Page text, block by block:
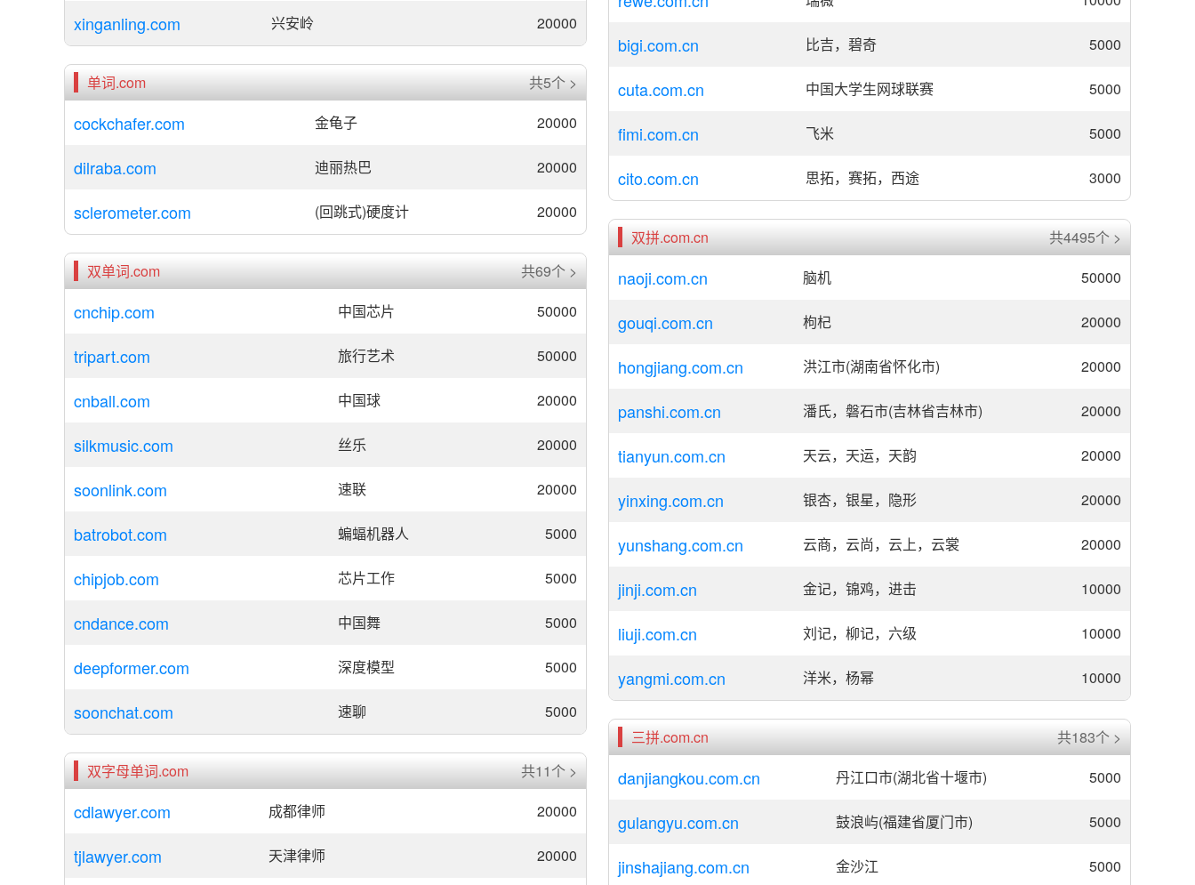
xinganling.com 兴安岭 20000
单词.com 共5个 >
cockchafer.com 金龟子 20000
dilraba.com 迪丽热巴 20000
sclerometer.com (回跳式)硬度计 20000
双单词.com 共69个 >
cnchip.com 中国芯片 50000
tripart.com 旅行艺术 50000
cnball.com 中国球 20000
silkmusic.com 丝乐 20000
soonlink.com 速联 20000
batrobot.com 蝙蝠机器人 5000
chipjob.com 芯片工作 5000
cndance.com 中国舞 5000
deepformer.com 深度模型 5000
soonchat.com 速聊 5000
双字母单词.com 共11个 >
cdlawyer.com 成都律师 20000
tjlawyer.com 天津律师 20000
bigi.com.cn 比吉，碧奇 5000
cuta.com.cn 中国大学生网球联赛 5000
fimi.com.cn 飞米 5000
cito.com.cn 思拓，赛拓，西途 3000
双拼.com.cn 共4495个 >
naoji.com.cn 脑机 50000
gouqi.com.cn 枸杞 20000
hongjiang.com.cn 洪江市(湖南省怀化市) 20000
panshi.com.cn 潘氏，磐石市(吉林省吉林市) 20000
tianyun.com.cn 天云，天运，天韵 20000
yinxing.com.cn 银杏，银星，隐形 20000
yunshang.com.cn 云商，云尚，云上，云裳 20000
jinji.com.cn 金记，锦鸡，进击 10000
liuji.com.cn 刘记，柳记，六级 10000
yangmi.com.cn 洋米，杨幂 10000
三拼.com.cn 共183个 >
danjiangkou.com.cn 丹江口市(湖北省十堰市) 5000
gulangyu.com.cn 鼓浪屿(福建省厦门市) 5000
jinshajiang.com.cn 金沙江 5000